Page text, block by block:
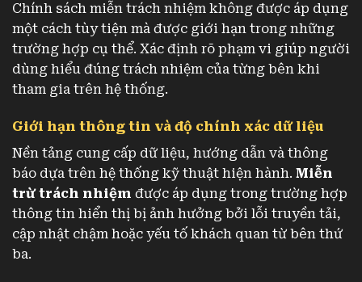
Chính sách miễn trách nhiệm không được áp dụng
một cách tùy tiện mà được giới hạn trong những
trường hợp cụ thể. Xác định rõ phạm vi giúp người
dùng hiểu đúng trách nhiệm của từng bên khi
tham gia trên hệ thống.
Giới hạn thông tin và độ chính xác dữ liệu
Nền tảng cung cấp dữ liệu, hướng dẫn và thông
báo dựa trên hệ thống kỹ thuật hiện hành. Miễn
trừ trách nhiệm được áp dụng trong trường hợp
thông tin hiển thị bị ảnh hưởng bởi lỗi truyền tải,
cập nhật chậm hoặc yếu tố khách quan từ bên thứ
ba.